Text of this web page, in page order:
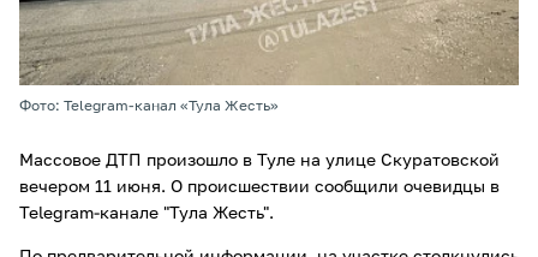
Фото: Telegram-канал «Тула Жесть»
Массовое ДТП произошло в Туле на улице Скуратовской
вечером 11 июня. О происшествии сообщили очевидцы в
Telegram-канале "Тула Жесть".